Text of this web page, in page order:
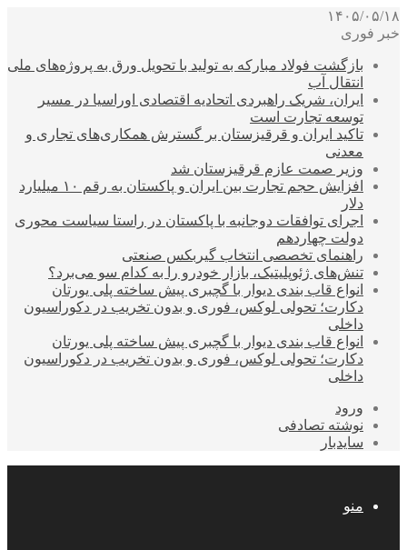
۱۴۰۵/۰۵/۱۸
خبر فوری
بازگشت فولاد مبارکه به تولید با تحویل ورق به پروژه‌های ملی
انتقال آب
ایران، شریک راهبردی اتحادیه اقتصادی اوراسیا در مسیر
توسعه تجارت است
تاکید ایران و قرقیزستان بر گسترش همکاری‌های تجاری و
معدنی
وزیر صمت عازم قرقیزستان شد
افزایش حجم تجارت بین ایران و پاکستان به رقم ۱۰ میلیارد
دلار
اجرای توافقات دوجانبه با پاکستان در راستا سیاست محوری
دولت چهاردهم
راهنمای تخصصی انتخاب گیربکس صنعتی
تنش‌های ژئوپلیتیک، بازار خودرو را به کدام سو می‌برد؟
انواع قاب بندی دیوار با گچبری پیش ساخته پلی یورتان
دکارت؛ تحولی لوکس، فوری و بدون تخریب در دکوراسیون
داخلی
انواع قاب بندی دیوار با گچبری پیش ساخته پلی یورتان
دکارت؛ تحولی لوکس، فوری و بدون تخریب در دکوراسیون
داخلی
ورود
نوشته تصادفی
سایدبار
منو